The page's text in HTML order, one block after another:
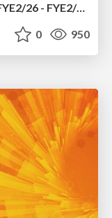
Medium-Term Management Plan FYE2/26 - FYE2/30(5 Years)
0 950